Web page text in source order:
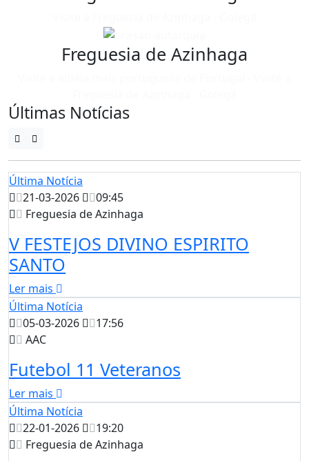
Freguesia de Azinhaga
Últimas Notícias
Última Notícia
21-03-2026
09:45
Freguesia de Azinhaga
V FESTEJOS DIVINO ESPIRITO
SANTO
Ler mais
Última Notícia
05-03-2026
17:56
AAC
Futebol 11 Veteranos
Ler mais
Última Notícia
22-01-2026
19:20
Freguesia de Azinhaga